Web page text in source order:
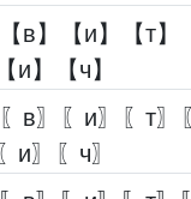
в】【и】【т】
и】【ч】
в〗〖и〗〖т〗
и〗〖ч〗